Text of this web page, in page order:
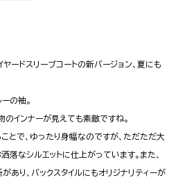
ードスリーブコートの新バージョン、夏にも
の袖。
インナーが見えても素敵ですね。
とで、ゆったり身幅なのですが、ただただ大
落なシルエットに仕上がっています。また、
あり、バックスタイルにもオリジナリティーが